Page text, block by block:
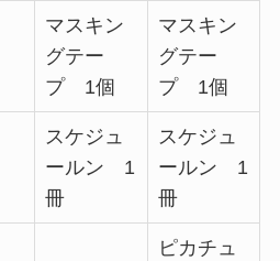
マスキン
グテー
プ 1個
マスキン
グテー
プ 1個
スケジュ
ールン 1
冊
スケジュ
ールン 1
冊
ピカチュ